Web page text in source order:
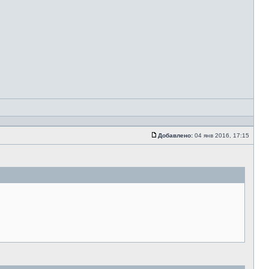
Добавлено: 04 янв 2016, 17:15